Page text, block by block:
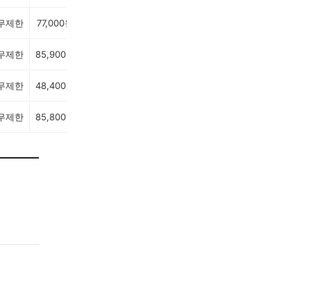
제한 77,000원
제한 85,900원
제한 48,400원
제한 85,800원